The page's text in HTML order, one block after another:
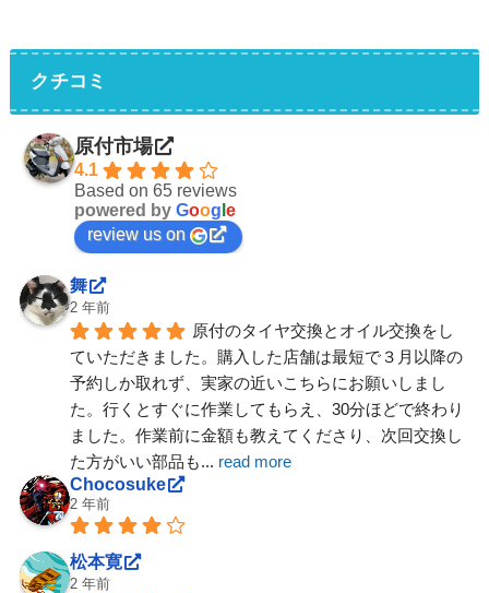
クチコミ
原付市場
4.1
Based on 65 reviews
powered by Goog e
review us on
舞
2 年前
原付のタイヤ交換とオイル交換をし
ていただきました。購入した店舗は最短で３月以降の
予約しか取れず、実家の近いこちらにお願いしまし
た。行くとすぐに作業してもらえ、30分ほどで終わり
ました。作業前に金額も教えてくださり、次回交換し
た方がいい部品も... read more
Chocosuke
2 年前
松本寛
2 年前